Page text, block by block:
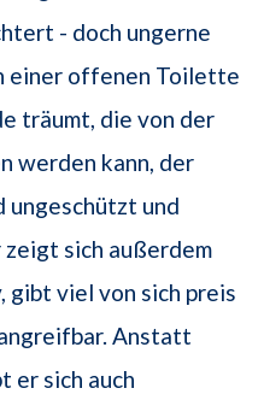
- doch ungerne
einer offenen Toilette
träumt, die von der
werden kann, der
ungeschützt und
sich außerdem
gibt viel von sich preis
Anstatt
er sich auch